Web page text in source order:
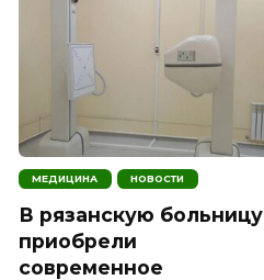
МЕДИЦИНА НОВОСТИ
В рязанскую больницу
приобрели
современное